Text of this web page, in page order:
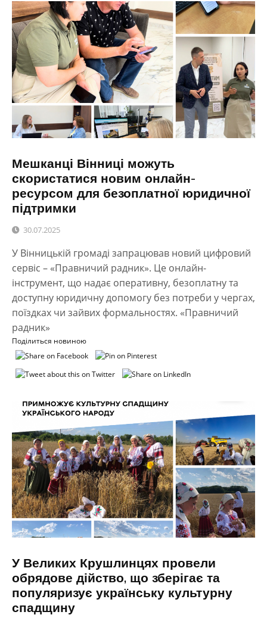
Мешканці Вінниці можуть
скористатися новим онлайн-
ресурсом для безоплатної юридичної
підтримки
30.07.2025
У Вінницькій громаді запрацював новий цифровий
сервіс – «Правничий радник». Це онлайн-
інструмент, що надає оперативну, безоплатну та
доступну юридичну допомогу без потреби у чергах,
поїздках чи зайвих формальностях. «Правничий
радник»
Поділиться новиною
У Великих Крушлинцях провели
обрядове дійство, що зберігає та
популяризує українську культурну
спадщину